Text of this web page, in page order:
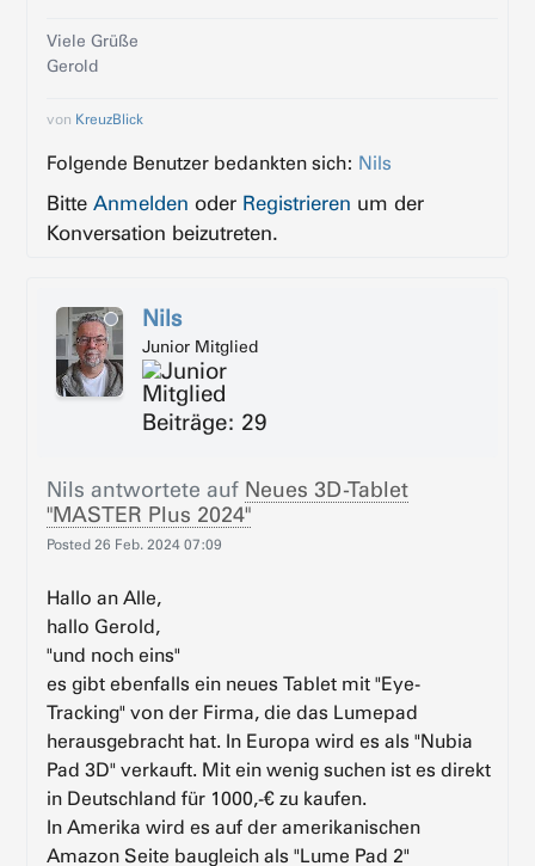
Viele Grüße
Gerold
von KreuzBlick
Folgende Benutzer bedankten sich: Nils
BitteAnmelden oder Registrieren um der
Konversation beizutreten.
Nils
Junior Mitglied
Beiträge: 29
Nils antwortete auf Neues 3D-Tablet
"MASTER Plus 2024"
Posted26 Feb. 2024 07:09
Hallo an Alle,
hallo Gerold,
"und noch eins"
es gibt ebenfalls ein neues Tablet mit "Eye-
Tracking" von der Firma, die das Lumepad
herausgebracht hat. In Europa wird es als "Nubia
Pad 3D" verkauft. Mit ein wenig suchen ist es direkt
in Deutschland für 1000,-€ zu kaufen.
In Amerika wird es auf der amerikanischen
Amazon Seite baugleich als "Lume Pad 2"